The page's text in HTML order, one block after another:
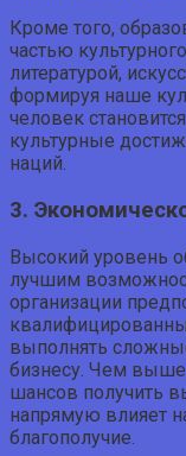
Кроме того,
частью
литературой,
формируя наше
человек
культурные
наций.
3.
Высокий уровень
лучшим
организации
выполнять
бизнесу. Чем выше
шансов получить
напрямую влияет
благополучие.